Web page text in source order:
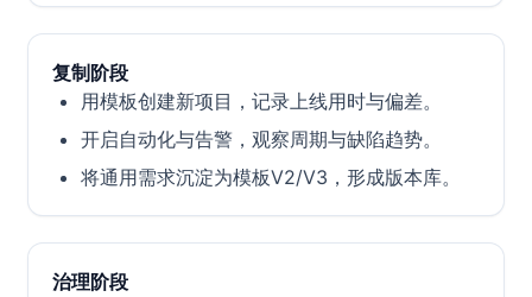
复制阶段
用模板创建新项目，记录上线用时与偏差。
开启自动化与告警，观察周期与缺陷趋势。
将通用需求沉淀为模板V2/V3，形成版本库。
治理阶段